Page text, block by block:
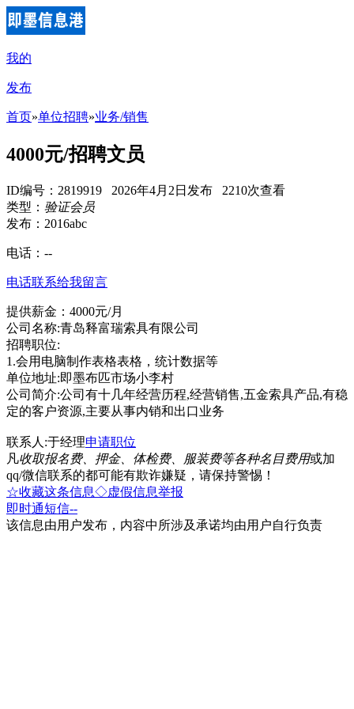
我的
发布
首页»单位招聘»业务/销售
4000元/招聘文员
ID编号：2819919 2026年4月2日发布 2210次查看
类型： 验证会员
发布：2016abc
电话： --
电话联系给我留言
提供薪金：4000元/月
公司名称:青岛释富瑞索具有限公司
招聘职位:
1.会用电脑制作表格表格，统计数据等
单位地址:即墨布匹市场小李村
公司简介:公司有十几年经营历程,经营销售,五金索具产品,有稳
定的客户资源,主要从事内销和出口业务
联系人:于经理申请职位
凡收取报名费、押金、体检费、服装费等各种名目费用或加
qq/微信联系的都可能有欺诈嫌疑，请保持警惕！
☆收藏这条信息◇虚假信息举报
即时通短信--
该信息由用户发布，内容中所涉及承诺均由用户自行负责